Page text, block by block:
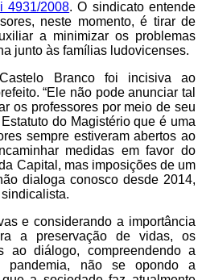
4931/2008.O sindicato entende
neste momento,é tirar de
a minimizar os problemas
junto às famílias ludovicenses.
Branco foi incisiva ao
“Ele não pode anunciar tal
os professores por meio de seu
do Magistério que é uma
sempre estiveram abertos ao
medidas em favor do
Capital, mas imposições de um
dialoga conosco desde 2014,
e considerando a importância
a preservação de vidas, os
ao diálogo, compreendendo a
pandemia, não se opondo a